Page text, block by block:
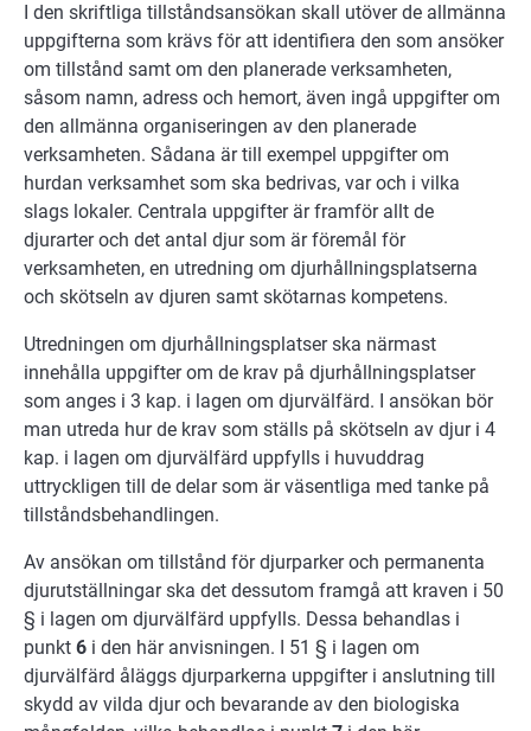
I den skriftliga tillståndsansökan skall utöver de allmänna
uppgifterna som krävs för att identifiera den som ansöker
om tillstånd samt om den planerade verksamheten,
såsom namn, adress och hemort, även ingå uppgifter om
den allmänna organiseringen av den planerade
verksamheten. Sådana är till exempel uppgifter om
hurdan verksamhet som ska bedrivas, var och i vilka
slags lokaler. Centrala uppgifter är framför allt de
djurarter och det antal djur som är föremål för
verksamheten, en utredning om djurhållningsplatserna
och skötseln av djuren samt skötarnas kompetens.
Utredningen om djurhållningsplatser ska närmast
innehålla uppgifter om de krav på djurhållningsplatser
som anges i 3 kap. i lagen om djurvälfärd. I ansökan bör
man utreda hur de krav som ställs på skötseln av djur i 4
kap. i lagen om djurvälfärd uppfylls i huvuddrag
uttryckligen till de delar som är väsentliga med tanke på
tillståndsbehandlingen.
Av ansökan om tillstånd för djurparker och permanenta
djurutställningar ska det dessutom framgå att kraven i 50
§ i lagen om djurvälfärd uppfylls. Dessa behandlas i
punkt 6 i den här anvisningen. I 51 § i lagen om
djurvälfärd åläggs djurparkerna uppgifter i anslutning till
skydd av vilda djur och bevarande av den biologiska